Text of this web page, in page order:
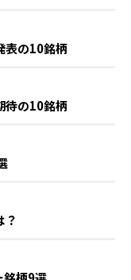
表の10銘柄
待の10銘柄
？